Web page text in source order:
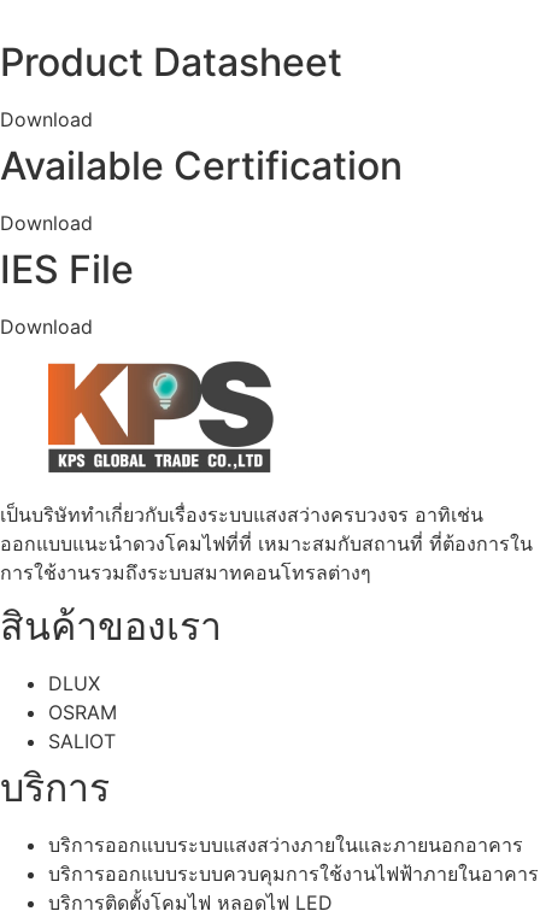
Product Datasheet
Download
Available Certification
Download
IES File
Download
เป็นบริษัททำเกี่ยวกับเรื่องระบบแสงสว่างครบวงจร อาทิเช่น
ออกแบบแนะนำดวงโคมไฟที่ที่ เหมาะสมกับสถานที่ ที่ต้องการใน
การใช้งานรวมถึงระบบสมาทคอนโทรลต่างๆ
สินค้าของเรา
DLUX
OSRAM
SALIOT
บริการ
บริการออกแบบระบบแสงสว่างภายในและภายนอกอาคาร
บริการออกแบบระบบควบคุมการใช้งานไฟฟ้าภายในอาคาร
บริการติดตั้งโคมไฟ หลอดไฟ LED